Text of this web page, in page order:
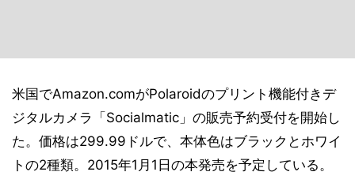
米国でAmazon.comがPolaroidのプリント機能付きデ
ジタルカメラ「Socialmatic」の販売予約受付を開始し
た。価格は299.99ドルで、本体色はブラックとホワイ
トの2種類。2015年1月1日の本発売を予定している。